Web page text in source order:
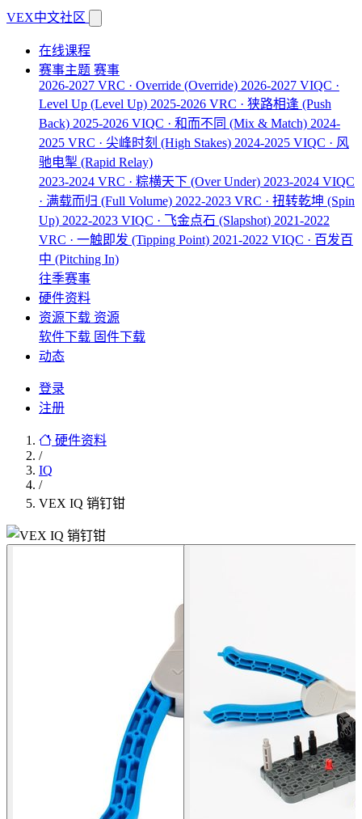
VEX中文社区
在线课程
赛事主题 赛事
2026-2027 VRC · Override (Override) 2026-2027 VIQC ·
Level Up (Level Up) 2025-2026 VRC · 狭路相逢 (Push
Back) 2025-2026 VIQC · 和而不同 (Mix & Match) 2024-
2025 VRC · 尖峰时刻 (High Stakes) 2024-2025 VIQC · 风
驰电掣 (Rapid Relay)
2023-2024 VRC · 粽横天下 (Over Under) 2023-2024 VIQC
· 满载而归 (Full Volume) 2022-2023 VRC · 扭转乾坤 (Spin
Up) 2022-2023 VIQC · 飞金点石 (Slapshot) 2021-2022
VRC · 一触即发 (Tipping Point) 2021-2022 VIQC · 百发百
中 (Pitching In)
往季赛事
硬件资料
资源下载 资源
软件下载 固件下载
动态
登录
注册
硬件资料
/
IQ
/
VEX IQ 销钉钳